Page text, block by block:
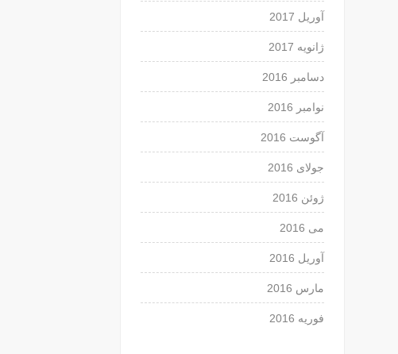
آوریل 2017
ژانویه 2017
دسامبر 2016
نوامبر 2016
آگوست 2016
جولای 2016
ژوئن 2016
می 2016
آوریل 2016
مارس 2016
فوریه 2016